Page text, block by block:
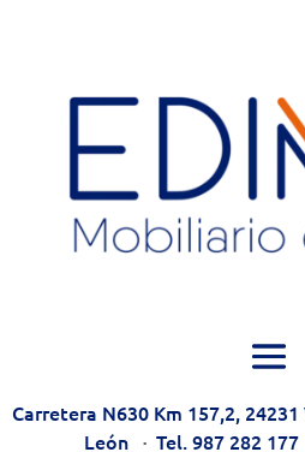
Carretera N630 Km 157,2,
León· Tel. 987 282 177